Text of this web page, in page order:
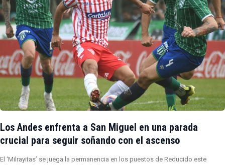
Los Andes enfrenta a San Miguel en una parada
crucial para seguir soñando con el ascenso
El ‘Milrayitas’ se juega la permanencia en los puestos de Reducido este